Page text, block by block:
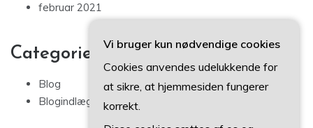
februar 2021
Categories
Blog
Blogindlæg
Vi bruger kun nødvendige cookies
Cookies anvendes udelukkende for
at sikre, at hjemmesiden fungerer
korrekt.